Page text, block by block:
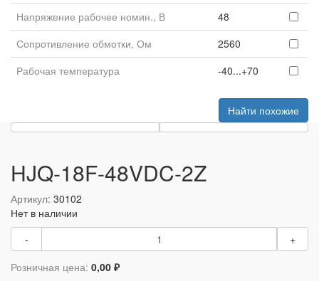
Напряжение рабочее номин., В
48
Сопротивление обмотки, Ом
2560
Рабочая температура
-40...+70
Найти похожие
HJQ-18F-48VDC-2Z
Артикул: 30102
Нет в наличии
-
+
Розничная цена: 0,00 ₽